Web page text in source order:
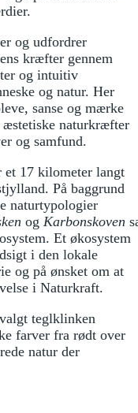
og udfordrer
kræfter gennem
og intuitiv
og natur. Her
sanse og mærke
æstetiske naturkræfter
og samfund.
et 17 kilometer langt
På baggrund
naturtypologier
og Karbonskoven
Et økosystem
i den lokale
og på ønsket om at
i Naturkraft.
teglklinken
farver fra rødt over
natur der